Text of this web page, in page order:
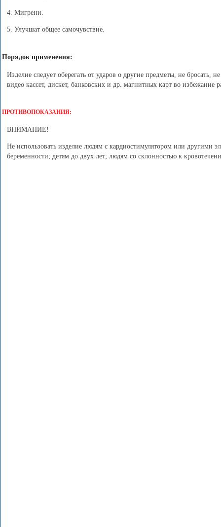
4. Мигрени.
5. Улучшат общее самочувствие.
Порядок применения:
Изделие следует оберегать от ударов о другие предметы, не
видео кассет, дискет, банковских и др. магнитных карт во избежание
ПРОТИВОПОКАЗАНИЯ:
ВНИМАНИЕ!
Не использовать изделие людям с кардиостимулятором или другими
беременности; детям до двух лет; людям со склонностью к